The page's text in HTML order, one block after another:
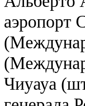
аэропорт
Чиуауа